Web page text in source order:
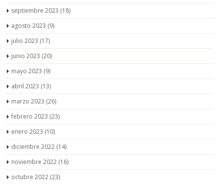
septiembre 2023 (18)
agosto 2023 (9)
julio 2023 (17)
junio 2023 (20)
mayo 2023 (9)
abril 2023 (13)
marzo 2023 (26)
febrero 2023 (23)
enero 2023 (10)
diciembre 2022 (14)
noviembre 2022 (16)
octubre 2022 (23)